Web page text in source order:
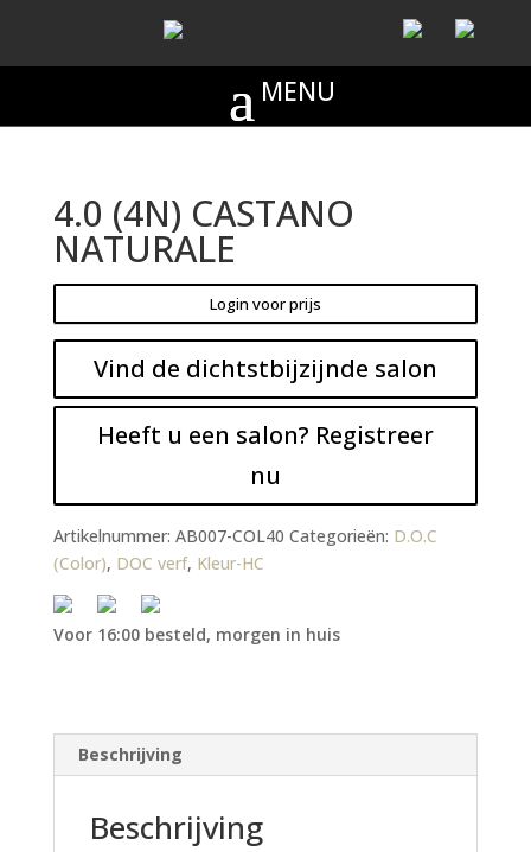
4.0 (4N) CASTANO
NATURALE
Login voor prijs
Vind de dichtstbijzijnde salon
Heeft u een salon? Registreer
nu
Artikelnummer: AB007-COL40 Categorieën: D.O.C
(Color), DOC verf, Kleur-HC
Voor 16:00 besteld, morgen in huis
Beschrijving
Beschrijving